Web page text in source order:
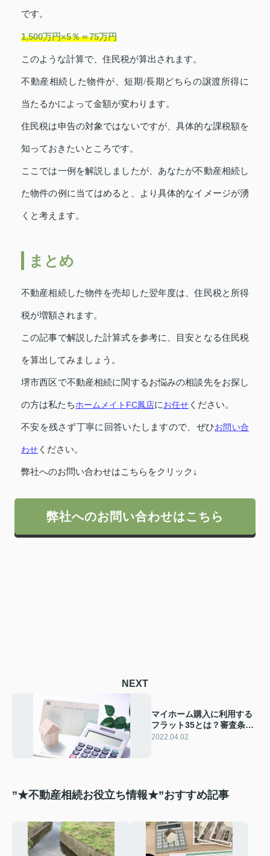
です。
1,500万円×5％＝75万円
このような計算で、住民税が算出されます。
不動産相続した物件が、短期/長期どちらの譲渡所得に
当たるかによって金額が変わります。
住民税は申告の対象ではないですが、具体的な課税額を
知っておきたいところです。
ここでは一例を解説しましたが、あなたが不動産相続し
た物件の例に当てはめると、より具体的なイメージが湧
くと考えます。
まとめ
不動産相続した物件を売却した翌年度は、住民税と所得
税が増額されます。
この記事で解説した計算式を参考に、目安となる住民税
を算出してみましょう。
堺市西区で不動産相続に関するお悩みの相談先をお探し
の方は私たちホームメイトFC鳳店にお任せ ください。
不安を残さず丁寧に回答いたしますので、ぜひお問い合
わせ ください。
弊社へのお問い合わせはこちらをクリック↓
弊社へのお問い合わせはこちら
NEXT
マイホーム購入に利用する
フラット35とは？審査条件
やデメリットもご紹介！
2022.04.02
”★不動産相続お役立ち情報★”おすすめ記事